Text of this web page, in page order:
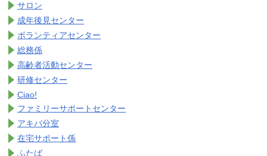
サロン
成年後見センター
ボランティアセンター
総務係
高齢者活動センター
研修センター
Ciao!
ファミリーサポートセンター
アキバ分室
在宅サポート係
ふたば